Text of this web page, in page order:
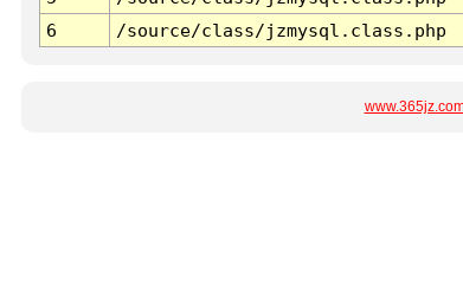
6
/source/class/jzmysql.class.php